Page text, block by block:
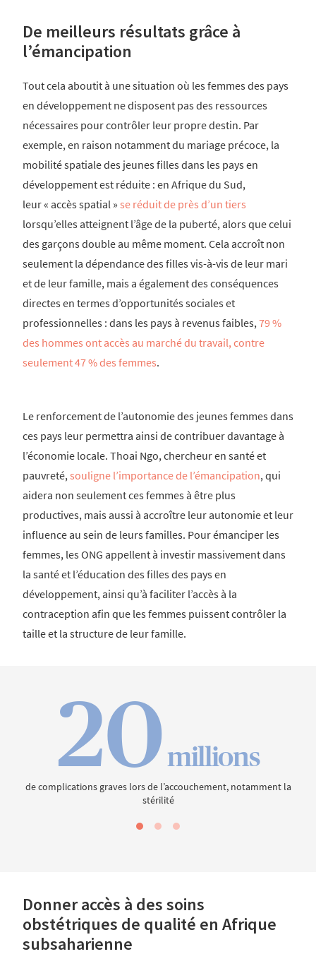
De meilleurs résultats grâce à
l’émancipation
Tout cela aboutit à une situation où les femmes des pays
en développement ne disposent pas des ressources
nécessaires pour contrôler leur propre destin. Par
exemple, en raison notamment du mariage précoce, la
mobilité spatiale des jeunes filles dans les pays en
développement est réduite : en Afrique du Sud,
leur « accès spatial » se réduit de près d’un tiers
lorsqu’elles atteignent l’âge de la puberté, alors que celui
des garçons double au même moment. Cela accroît non
seulement la dépendance des filles vis-à-vis de leur mari
et de leur famille, mais a également des conséquences
directes en termes d’opportunités sociales et
professionnelles : dans les pays à revenus faibles, 79 %
des hommes ont accès au marché du travail, contre
seulement 47 % des femmes.
Le renforcement de l’autonomie des jeunes femmes dans
ces pays leur permettra ainsi de contribuer davantage à
l’économie locale. Thoai Ngo, chercheur en santé et
pauvreté, souligne l’importance de l’émancipation, qui
aidera non seulement ces femmes à être plus
productives, mais aussi à accroître leur autonomie et leur
influence au sein de leurs familles. Pour émanciper les
femmes, les ONG appellent à investir massivement dans
la santé et l’éducation des filles des pays en
développement, ainsi qu’à faciliter l’accès à la
contraception afin que les femmes puissent contrôler la
taille et la structure de leur famille.
20millions
de complications graves lors de l’accouchement, notamment la
stérilité
Donner accès à des soins
obstétriques de qualité en Afrique
subsaharienne